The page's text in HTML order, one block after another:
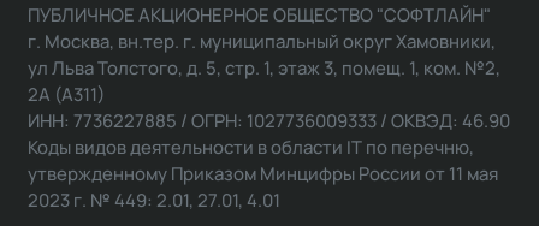
ПУБЛИЧНОЕ АКЦИОНЕРНОЕ ОБЩЕСТВО "СОФТЛАЙН"
г. Москва, вн.тер. г. муниципальный округ Хамовники,
ул Льва Толстого, д. 5, стр. 1, этаж 3, помещ. 1, ком. №2,
2А (А311)
ИНН: 7736227885 / ОГРН: 1027736009333 / ОКВЭД: 46.90
Коды видов деятельности в области IT по перечню,
утвержденному Приказом Минцифры России от 11 мая
2023 г. № 449: 2.01, 27.01, 4.01